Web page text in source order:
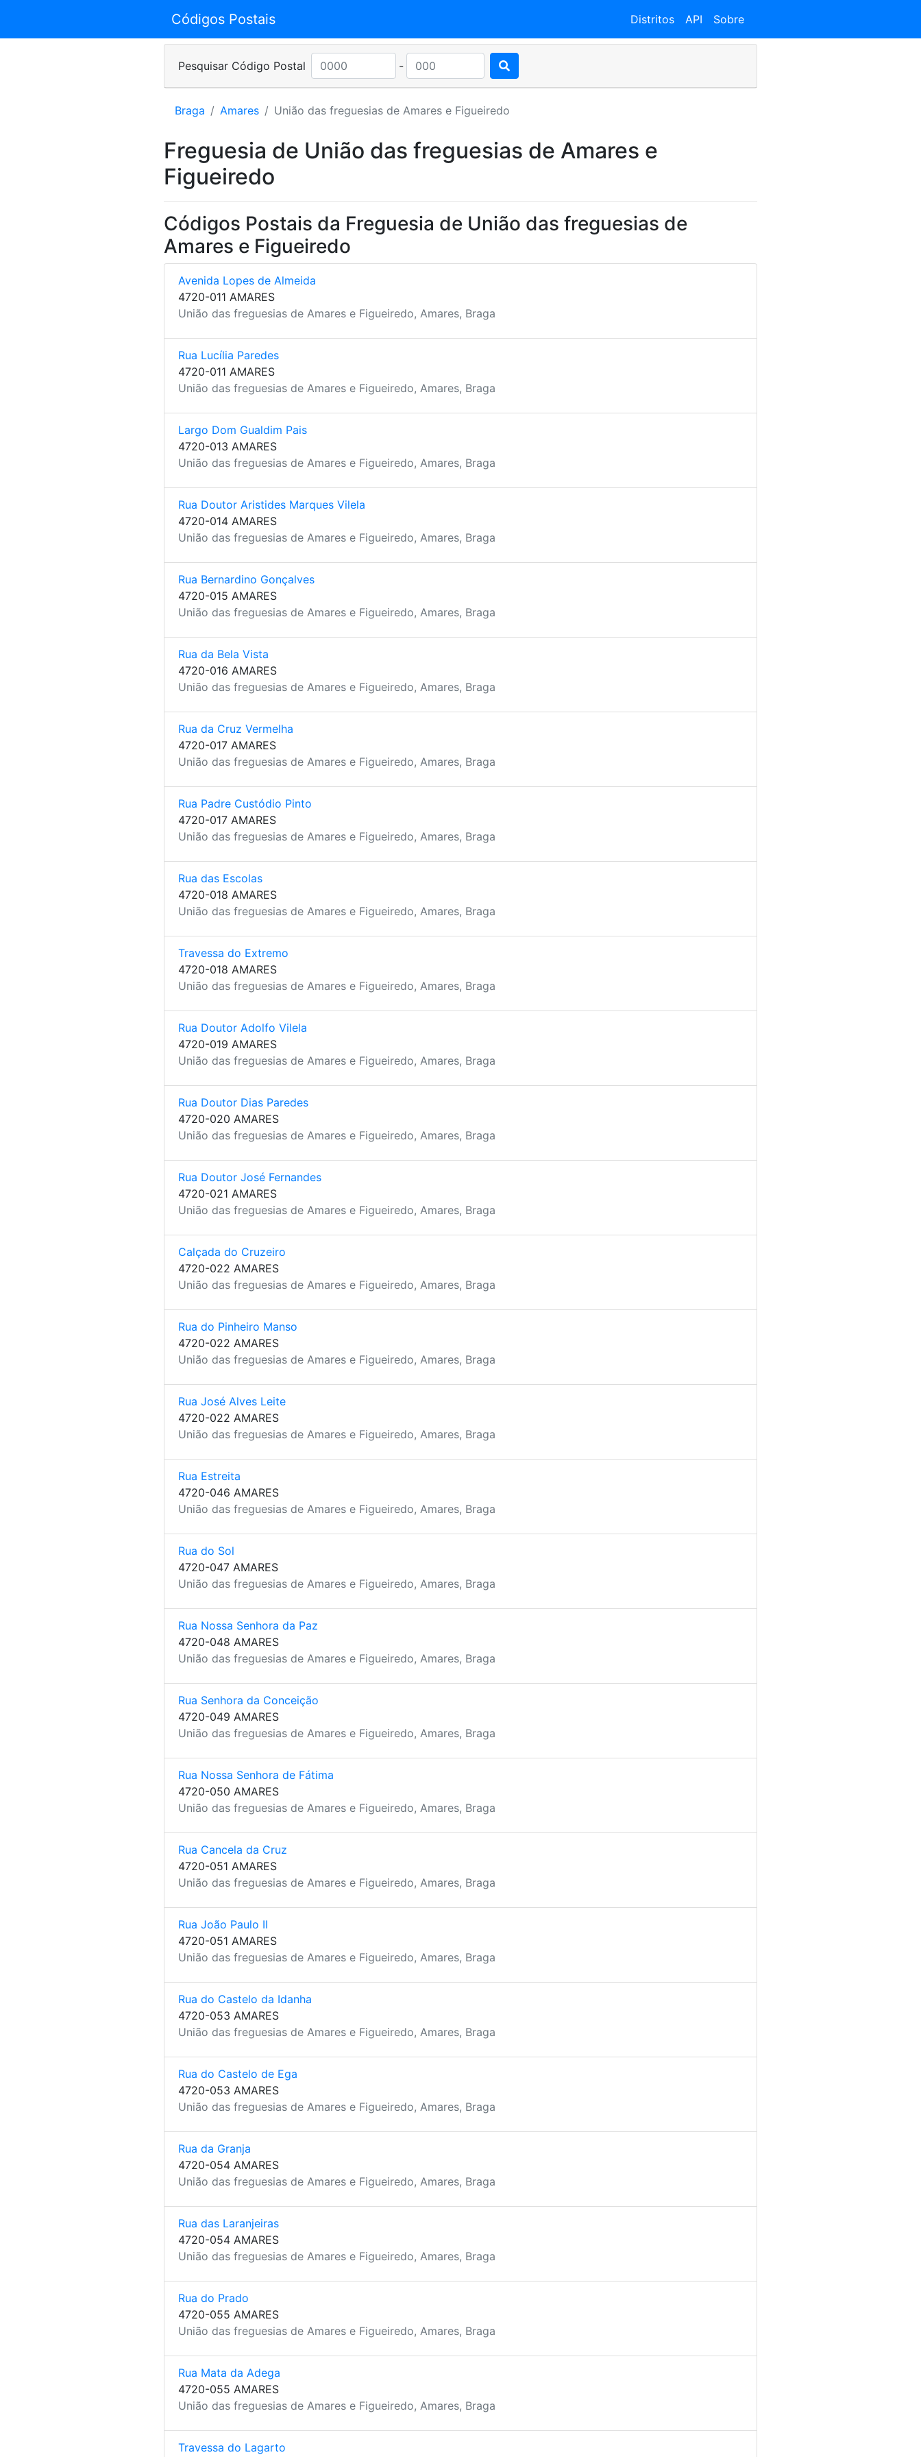
Códigos Postais Distritos API Sobre
Pesquisar Código Postal -
Braga Amares União das freguesias de Amares e Figueiredo
Freguesia de União das freguesias de Amares e
Figueiredo
Códigos Postais da Freguesia de União das freguesias de
Amares e Figueiredo
Avenida Lopes de Almeida
4720-011 AMARES
União das freguesias de Amares e Figueiredo, Amares, Braga
Rua Lucília Paredes
4720-011 AMARES
União das freguesias de Amares e Figueiredo, Amares, Braga
Largo Dom Gualdim Pais
4720-013 AMARES
União das freguesias de Amares e Figueiredo, Amares, Braga
Rua Doutor Aristides Marques Vilela
4720-014 AMARES
União das freguesias de Amares e Figueiredo, Amares, Braga
Rua Bernardino Gonçalves
4720-015 AMARES
União das freguesias de Amares e Figueiredo, Amares, Braga
Rua da Bela Vista
4720-016 AMARES
União das freguesias de Amares e Figueiredo, Amares, Braga
Rua da Cruz Vermelha
4720-017 AMARES
União das freguesias de Amares e Figueiredo, Amares, Braga
Rua Padre Custódio Pinto
4720-017 AMARES
União das freguesias de Amares e Figueiredo, Amares, Braga
Rua das Escolas
4720-018 AMARES
União das freguesias de Amares e Figueiredo, Amares, Braga
Travessa do Extremo
4720-018 AMARES
União das freguesias de Amares e Figueiredo, Amares, Braga
Rua Doutor Adolfo Vilela
4720-019 AMARES
União das freguesias de Amares e Figueiredo, Amares, Braga
Rua Doutor Dias Paredes
4720-020 AMARES
União das freguesias de Amares e Figueiredo, Amares, Braga
Rua Doutor José Fernandes
4720-021 AMARES
União das freguesias de Amares e Figueiredo, Amares, Braga
Calçada do Cruzeiro
4720-022 AMARES
União das freguesias de Amares e Figueiredo, Amares, Braga
Rua do Pinheiro Manso
4720-022 AMARES
União das freguesias de Amares e Figueiredo, Amares, Braga
Rua José Alves Leite
4720-022 AMARES
União das freguesias de Amares e Figueiredo, Amares, Braga
Rua Estreita
4720-046 AMARES
União das freguesias de Amares e Figueiredo, Amares, Braga
Rua do Sol
4720-047 AMARES
União das freguesias de Amares e Figueiredo, Amares, Braga
Rua Nossa Senhora da Paz
4720-048 AMARES
União das freguesias de Amares e Figueiredo, Amares, Braga
Rua Senhora da Conceição
4720-049 AMARES
União das freguesias de Amares e Figueiredo, Amares, Braga
Rua Nossa Senhora de Fátima
4720-050 AMARES
União das freguesias de Amares e Figueiredo, Amares, Braga
Rua Cancela da Cruz
4720-051 AMARES
União das freguesias de Amares e Figueiredo, Amares, Braga
Rua João Paulo II
4720-051 AMARES
União das freguesias de Amares e Figueiredo, Amares, Braga
Rua do Castelo da Idanha
4720-053 AMARES
União das freguesias de Amares e Figueiredo, Amares, Braga
Rua do Castelo de Ega
4720-053 AMARES
União das freguesias de Amares e Figueiredo, Amares, Braga
Rua da Granja
4720-054 AMARES
União das freguesias de Amares e Figueiredo, Amares, Braga
Rua das Laranjeiras
4720-054 AMARES
União das freguesias de Amares e Figueiredo, Amares, Braga
Rua do Prado
4720-055 AMARES
União das freguesias de Amares e Figueiredo, Amares, Braga
Rua Mata da Adega
4720-055 AMARES
União das freguesias de Amares e Figueiredo, Amares, Braga
Travessa do Lagarto